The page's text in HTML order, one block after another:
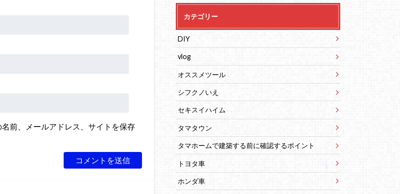
前、メールアドレス、サイトを保存
カテゴリー
DIY
vlog
オススメツール
シフクノいえ
セキスイハイム
タマタウン
タマホームで建築する前に確認するポイント
トヨタ車
ホンダ車